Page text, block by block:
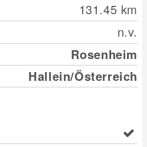
131.45 km
n.v.
Rosenheim
Hallein/Österreich